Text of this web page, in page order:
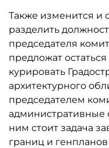
Также изменится и
разделить
председателя
предложат
курировать
архитектурного
председателем
административные
ним стоит задача
границ и